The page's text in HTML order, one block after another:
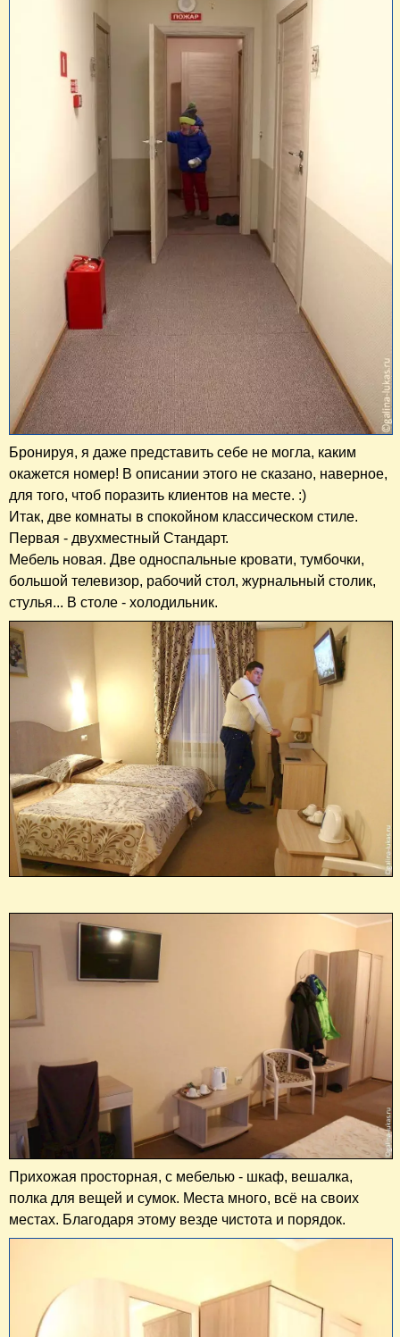
Бронируя, я даже представить себе не могла, каким
окажется номер! В описании этого не сказано, наверное,
для того, чтоб поразить клиентов на месте. :)
Итак, две комнаты в спокойном классическом стиле.
Первая - двухместный Стандарт.
Мебель новая. Две односпальные кровати, тумбочки,
большой телевизор, рабочий стол, журнальный столик,
стулья... В столе - холодильник.
Прихожая просторная, с мебелью - шкаф, вешалка,
полка для вещей и сумок. Места много, всё на своих
местах. Благодаря этому везде чистота и порядок.